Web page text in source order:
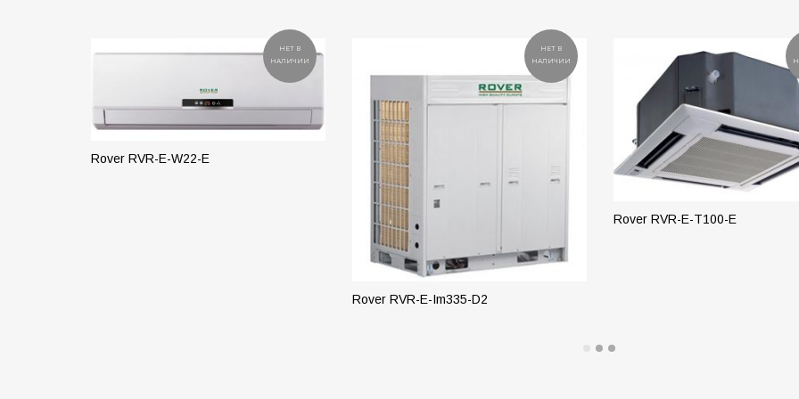
НЕТ В
НАЛИЧИИ
Rover RVR-E-W22-E
НЕТ В
НАЛИЧИИ
Rover RVR-E-Im335-D2
Rover RVR-E-T100-E